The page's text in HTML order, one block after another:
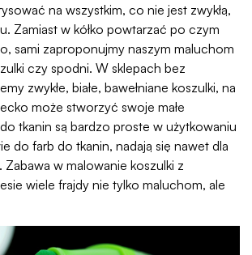
na wszystkim, co nie jest zwykłą,
Zamiast w kółko powtarzać po czym
sami zaproponujmy naszym maluchom
czy spodni. W sklepach bez
zwykłe, białe, bawełniane koszulki, na
może stworzyć swoje małe
tkanin są bardzo proste w użytkowaniu
do farb do tkanin, nadają się nawet dla
Zabawa w malowanie koszulki z
wiele frajdy nie tylko maluchom, ale